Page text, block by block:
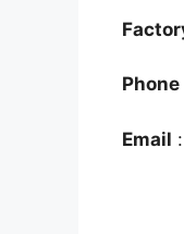
Phone
Email